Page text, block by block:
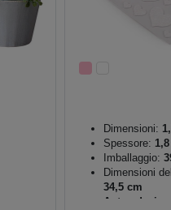
Dimensioni:
Spessore:
Imballaggio:
Dimensioni
34,5 cm
Auto-adesivo